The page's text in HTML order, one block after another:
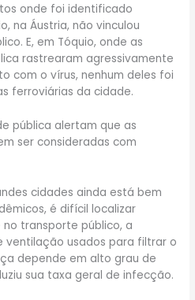
onde foi identificado
na Áustria, não vinculou
E, em Tóquio, onde as
rastrearam agressivamente
com o vírus, nenhum deles foi
ferroviárias da cidade.
pública alertam que as
ser consideradas com
cidades ainda está bem
é difícil localizar
transporte público, a
ventilação usados para filtrar o
depende em alto grau de
sua taxa geral de infecção.